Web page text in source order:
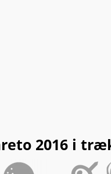
2016 i